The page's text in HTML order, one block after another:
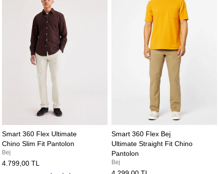
Smart 360 Flex Ultimate
Chino Slim Fit Pantolon
Bej
4.799,00 TL
Smart 360 Flex Bej
Ultimate Straight Fit Chino
Pantolon
Bej